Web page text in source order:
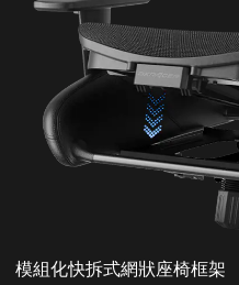
模組化快拆式網狀座椅框架